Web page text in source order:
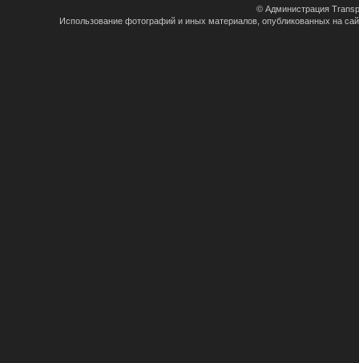
© Администрация
Использование фотографий и иных материалов, опубликованных на